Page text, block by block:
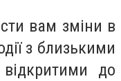
вам зміни в
з близькими
до